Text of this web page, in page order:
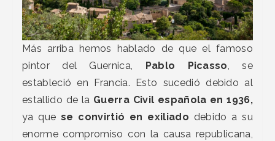
Más arriba hemos hablado de que el famoso
pintor del Guernica,
Pablo Picasso , se
estableció en Francia. Esto sucedió debido al
estallido de la Guerra Civil española en 1936,
ya quese convirtió en exiliado debido a su
enorme compromiso con la causa republicana,